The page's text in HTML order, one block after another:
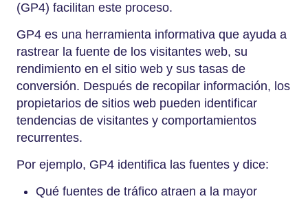
(GP4) facilitan este proceso.
GP4 es una herramienta informativa que ayuda a
rastrear la fuente de los visitantes web, su
rendimiento en el sitio web y sus tasas de
conversión. Después de recopilar información, los
propietarios de sitios web pueden identificar
tendencias de visitantes y comportamientos
recurrentes.
Por ejemplo, GP4 identifica las fuentes y dice:
Qué fuentes de tráfico atraen a la mayor